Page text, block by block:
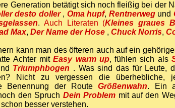
Generation betätigt sich noch fleißig bei der
desto doller , Oma hupf, Rentnerwegund
. Auch Literaten (Kleines graues
Max, Der Name der Hose , Chuck Norris,
kann man des öfteren auch auf ein
Achter mitEasy warm up, fühlen sich als
Triumphbogen . Was sind das für Leute,
Nicht zu vergessen die überhebliche,
Benennung der RouteGrößenwahn. Ein
den Spruch Dein Problem mit auf den
schon besser verstehen.